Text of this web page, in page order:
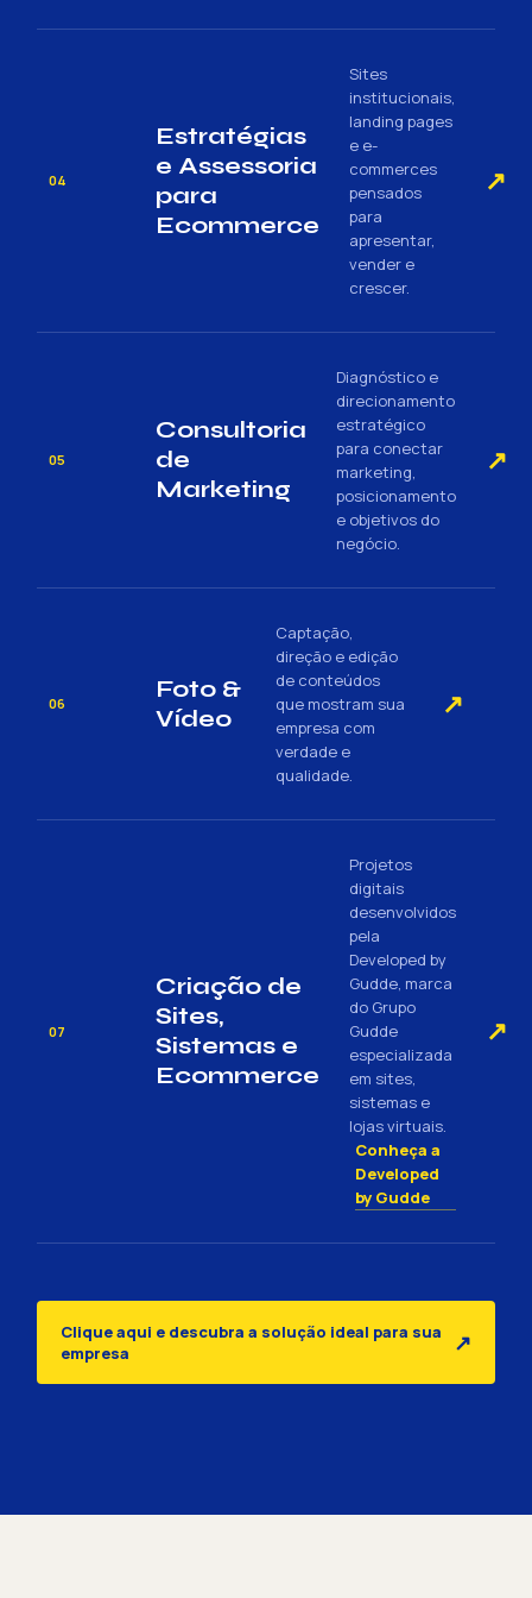
04
Estratégias
e Assessoria
para
Ecommerce
Sites
institucionais,
landing pages
e e-
commerces
pensados
para
apresentar,
vender e
crescer.
↗
05
Consultoria
de
Marketing
Diagnóstico e
direcionamento
estratégico
para conectar
marketing,
posicionamento
e objetivos do
negócio.
↗
06
Foto &
Vídeo
Captação,
direção e edição
de conteúdos
que mostram sua
empresa com
verdade e
qualidade.
↗
07
Criação de
Sites,
Sistemas e
Ecommerce
Projetos
digitais
desenvolvidos
pela
Developed by
Gudde, marca
do Grupo
Gudde
especializada
em sites,
sistemas e
lojas virtuais.
Conheça a
Developed
by Gudde
↗
Clique aqui e descubra a solução ideal para sua
empresa
↗